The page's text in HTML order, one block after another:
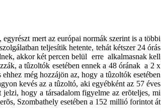
mert az európai normák szerint is a többi
teljesítik hetente, tehát kétszer 24 órás
akkor két percen belül erre alkalmasnak kell
a tûzoltók esetében ennek a 48 órának a 2 x
még hozzájön az, hogy a tûzoltók esetében
kevés az a tûzoltó, aki egyébként az 57 éves
hogy a társadalom figyelme az erõteljes, mi
Szombathely esetében a 152 millió forintot át